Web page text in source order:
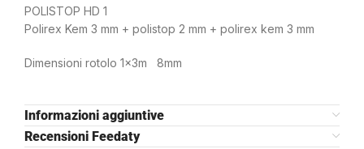
POLISTOP HD 1
Polirex Kem 3 mm + polistop 2 mm + polirex kem 3 mm
Dimensioni rotolo 1x3m 8mm
Informazioni aggiuntive
Recensioni Feedaty